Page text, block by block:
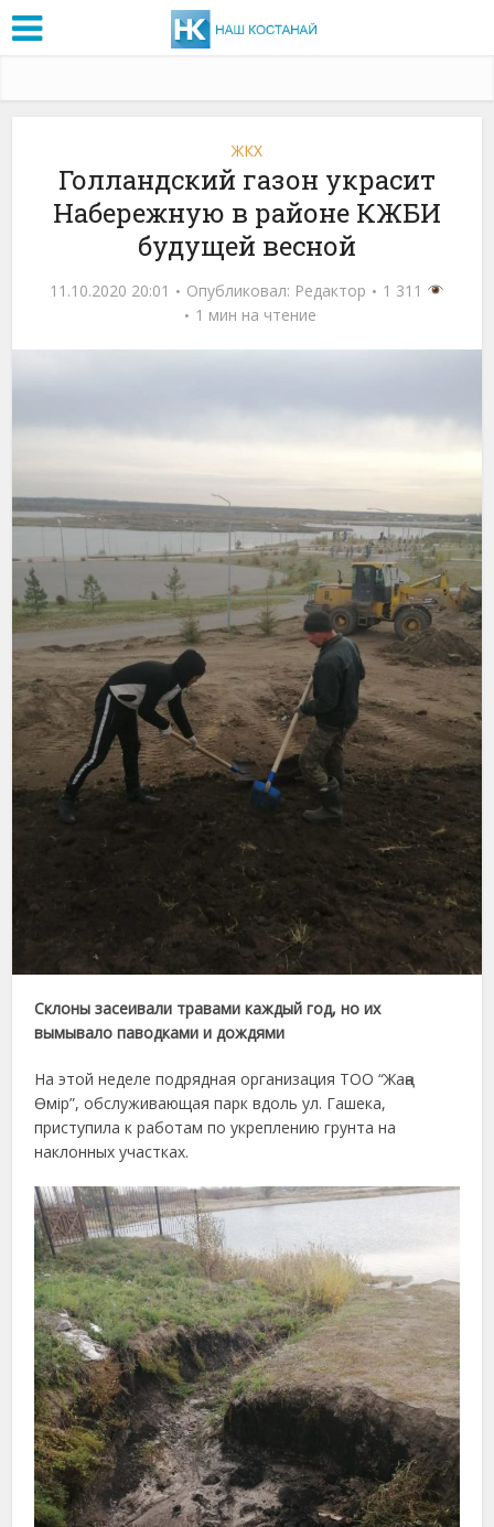
ЖКХ
Голландский газон украсит
Набережную в районе КЖБИ
будущей весной
11.10.2020 20:01 Опубликовал: Редактор
1 311
1 мин на чтение
Склоны засеивали травами каждый год, но их
вымывало паводками и дождями
На этой неделе подрядная организация ТОО “Жаңа
Өмір”, обслуживающая парк вдоль ул. Гашека,
приступила к работам по укреплению грунта на
наклонных участках.